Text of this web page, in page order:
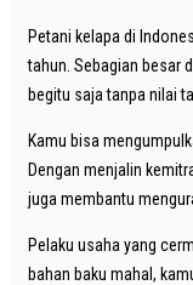
Petani kelapa di
tahun. Sebagian besar
begitu saja tanpa nilai
Kamu bisa
Dengan menjalin
juga membantu
Pelaku usaha yang
bahan baku mahal,